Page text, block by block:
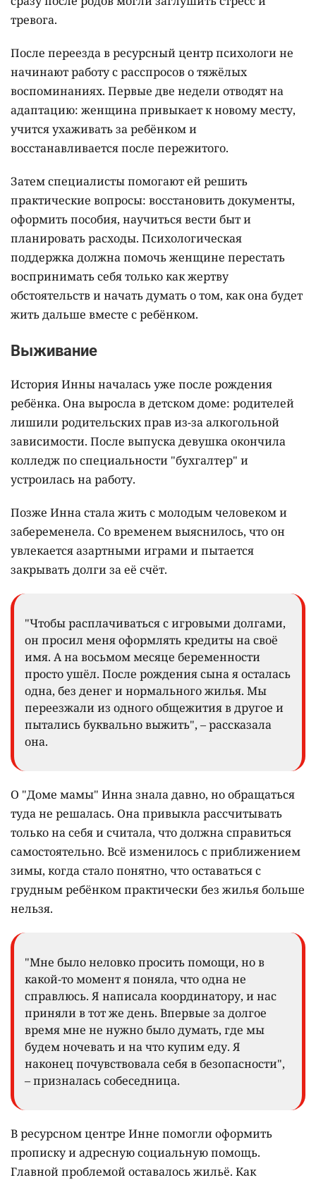
тревога.
После переезда в ресурсный центр психологи не
начинают работу с расспросов о тяжёлых
воспоминаниях. Первые две недели отводят на
адаптацию: женщина привыкает к новому месту,
учится ухаживать за ребёнком и
восстанавливается после пережитого.
Затем специалисты помогают ей решить
практические вопросы: восстановить документы,
оформить пособия, научиться вести быт и
планировать расходы. Психологическая
поддержка должна помочь женщине перестать
воспринимать себя только как жертву
обстоятельств и начать думать о том, как она будет
жить дальше вместе с ребёнком.
Выживание
История Инны началась уже после рождения
ребёнка. Она выросла в детском доме: родителей
лишили родительских прав из-за алкогольной
зависимости. После выпуска девушка окончила
колледж по специальности "бухгалтер" и
устроилась на работу.
Позже Инна стала жить с молодым человеком и
забеременела. Со временем выяснилось, что он
увлекается азартными играми и пытается
закрывать долги за её счёт.
"Чтобы расплачиваться с игровыми долгами,
он просил меня оформлять кредиты на своё
имя. А на восьмом месяце беременности
просто ушёл. После рождения сына я осталась
одна, без денег и нормального жилья. Мы
переезжали из одного общежития в другое и
пытались буквально выжить", – рассказала
она.
О "Доме мамы" Инна знала давно, но обращаться
туда не решалась. Она привыкла рассчитывать
только на себя и считала, что должна справиться
самостоятельно. Всё изменилось с приближением
зимы, когда стало понятно, что оставаться с
грудным ребёнком практически без жилья больше
нельзя.
"Мне было неловко просить помощи, но в
какой-то момент я поняла, что одна не
справлюсь. Я написала координатору, и нас
приняли в тот же день. Впервые за долгое
время мне не нужно было думать, где мы
будем ночевать и на что купим еду. Я
наконец почувствовала себя в безопасности",
– призналась собеседница.
В ресурсном центре Инне помогли оформить
прописку и адресную социальную помощь.
Главной проблемой оставалось жильё. Как